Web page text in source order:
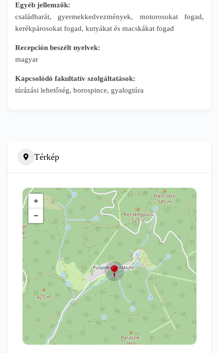
Egyéb jellemzők:
családbarát, gyermekkedvezmények, motorosokat fogad,
kerékpárosokat fogad, kutyákat és macskákat fogad
Recepción beszélt nyelvek:
magyar
Kapcsolódó fakultatív szolgáltatások:
túrázási lehetőség, borospince, gyalogtúra
Térkép
+
−